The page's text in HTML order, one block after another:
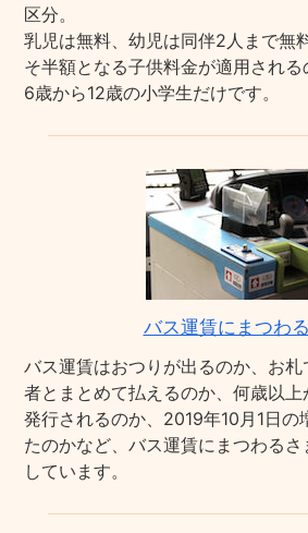
区分。
乳児は無料、幼児は同伴2人まで無
そ半額となる子供料金が適用され
6歳から12歳の小学生だけです。
バス運賃にまつわ
バス運賃はおつりが出るのか、お
者とまとめて払えるのか、何歳以
発行されるのか、2019年10月1日の
たのかなど、バス運賃にまつわる
しています。